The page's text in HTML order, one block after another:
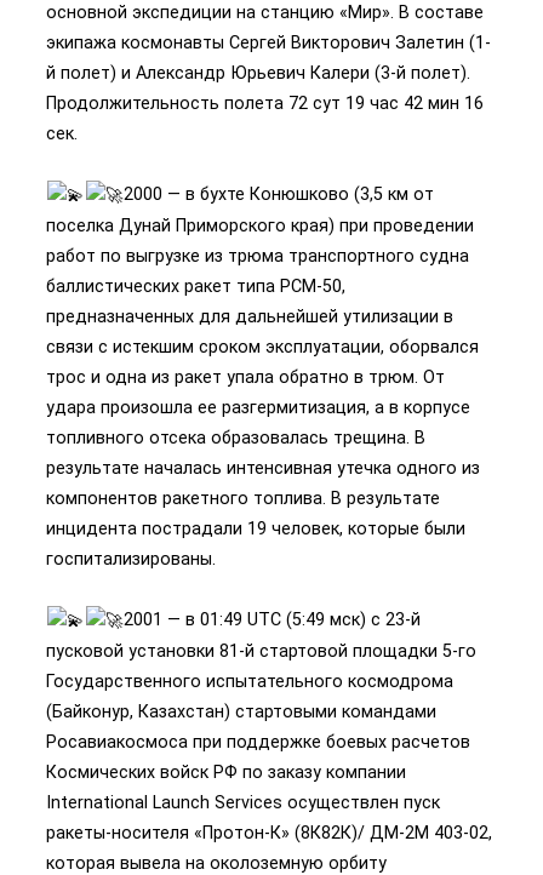
основной экспедиции на станцию «Мир». В составе
экипажа космонавты Сергей Викторович Залетин (1-
й полет) и Александр Юрьевич Калери (3-й полет).
Продолжительность полета 72 сут 19 час 42 мин 16
сек.
2000 — в бухте Конюшково (3,5 км от
поселка Дунай Приморского края) при проведении
работ по выгрузке из трюма транспортного судна
баллистических ракет типа РСМ-50,
предназначенных для дальнейшей утилизации в
связи с истекшим сроком эксплуатации, оборвался
трос и одна из ракет упала обратно в трюм. От
удара произошла ее разгермитизация, а в корпусе
топливного отсека образовалась трещина. В
результате началась интенсивная утечка одного из
компонентов ракетного топлива. В результате
инцидента пострадали 19 человек, которые были
госпитализированы.
2001 — в 01:49 UTC (5:49 мск) с 23-й
пусковой установки 81-й стартовой площадки 5-го
Государственного испытательного космодрома
(Байконур, Казахстан) стартовыми командами
Росавиакосмоса при поддержке боевых расчетов
Космических войск РФ по заказу компании
International Launch Services осуществлен пуск
ракеты-носителя «Протон-К» (8К82К)/ ДМ-2М 403-02,
которая вывела на околоземную орбиту